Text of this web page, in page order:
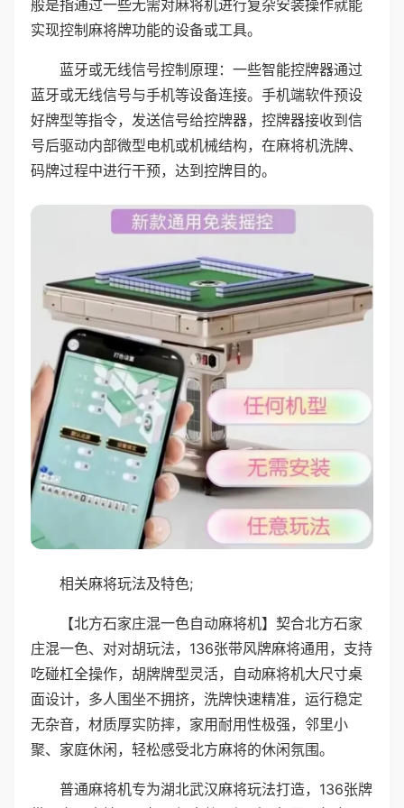
般是指通过一些无需对麻将机进行复杂安装操作就能
实现控制麻将牌功能的设备或工具。
蓝牙或无线信号控制原理：一些智能控牌器通过
蓝牙或无线信号与手机等设备连接。手机端软件预设
好牌型等指令，发送信号给控牌器，控牌器接收到信
号后驱动内部微型电机或机械结构，在麻将机洗牌、
码牌过程中进行干预，达到控牌目的。
相关麻将玩法及特色;
【北方石家庄混一色自动麻将机】契合北方石家
庄混一色、对对胡玩法，136张带风牌麻将通用，支持
吃碰杠全操作，胡牌牌型灵活，自动麻将机大尺寸桌
面设计，多人围坐不拥挤，洗牌快速精准，运行稳定
无杂音，材质厚实防摔，家用耐用性极强，邻里小
聚、家庭休闲，轻松感受北方麻将的休闲氛围。
普通麻将机专为湖北武汉麻将玩法打造，136张牌